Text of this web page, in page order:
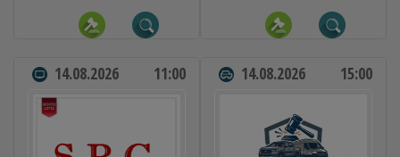
14.08.2026 11:00 14.08.2026 15:00